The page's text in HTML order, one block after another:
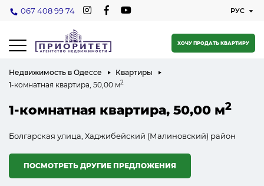
067 408 99 74
ХОЧУ ПРОДАТЬ КВАРТИРУ
Недвижимость в Одессе
Квартиры
1-комнатная квартира, 50,00 м2
1-комнатная квартира, 50,00 м2
Болгарская улица, Хаджибейский (Малиновский) район
ПОСМОТРЕТЬ ДРУГИЕ ПРЕДЛОЖЕНИЯ